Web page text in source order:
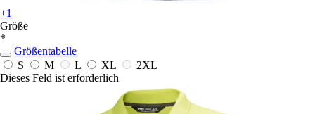
+1
Größe
*
Größentabelle
S
M L XL
2XL
Dieses Feld ist erforderlich